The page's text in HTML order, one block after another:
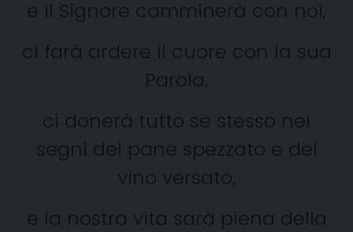
e il Signore camminerà con noi,
ci farà ardere il cuore con la sua
Parola,
ci donerà tutto se stesso nei
segni del pane spezzato e del
vino versato,
e la nostra vita sarà piena della